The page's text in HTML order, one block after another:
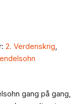
2. Verdenskrig,
gang på gang,